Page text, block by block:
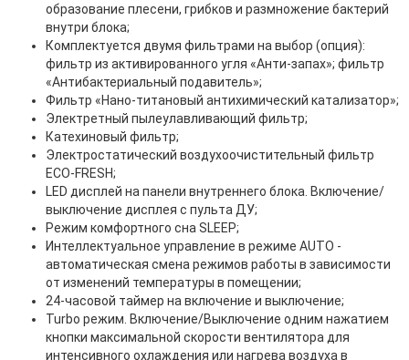
образование плесени, грибков и размножение бактерий
внутри блока;
Комплектуется двумя фильтрами на выбор (опция):
фильтр из активированного угля «Анти-запах»; фильтр
«Антибактериальный подавитель»;
Фильтр «Нано-титановый антихимический катализатор»;
Электретный пылеулавливающий фильтр;
Катехиновый фильтр;
Электростатический воздухоочистительный фильтр
ЕСО-FRESH;
LED дисплей на панели внутреннего блока. Включение/
выключение дисплея с пульта ДУ;
Режим комфортного сна SLЕЕР;
Интеллектуальное управление в режиме AUTO -
автоматическая смена режимов работы в зависимости
от изменений температуры в помещении;
24-часовой таймер на включение и выключение;
Turbo режим. Включение/Выключение одним нажатием
кнопки максимальной скорости вентилятора для
интенсивного охлаждения или нагрева воздуха в